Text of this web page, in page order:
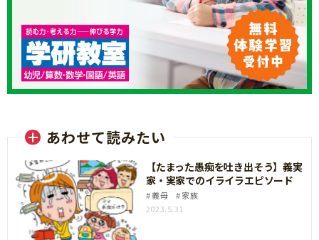
あわせて読みたい
【たまった愚痴を吐き出そう】義実
家・実家でのイライラエピソード
義母
家族
2023.5.31